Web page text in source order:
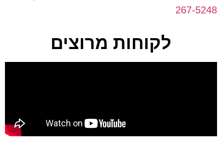
267-5248
לקוחות מרוצים